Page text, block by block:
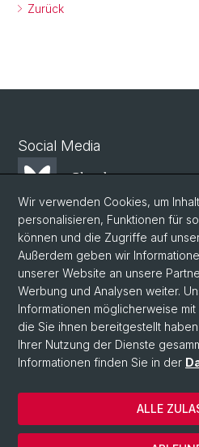
Zurück
Social Media
Bluesky
Mastodon
LinkedIn
Instagram
© Universität Basel
Datenschutzerklärung
Wir verwenden Cookies, um
personalisieren, Funktionen für
können und die Zugriffe auf
Außerdem geben wir
unserer Website an unsere
Werbung und Analysen weiter.
Informationen möglicherweise
die Sie ihnen bereitgestellt
Ihrer Nutzung der Dienste
Informationen finden Sie in der
ALLE